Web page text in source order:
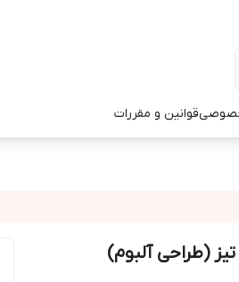
قوانین و مقررات
(طراحی آلبوم)